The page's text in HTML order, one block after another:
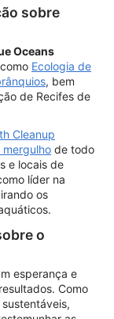
sobre
Oceans
Ecologia de
, bem
de Recifes de
Cleanup
de todo
e locais de
líder na
os
o
esperança e
Como